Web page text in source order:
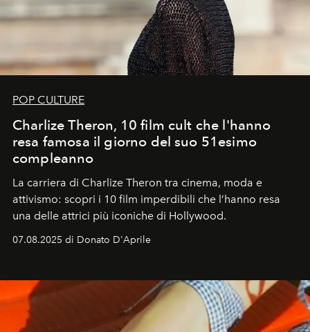
POP CULTURE
Charlize Theron, 10 film cult che l'hanno
resa famosa il giorno del suo 51esimo
compleanno
La carriera di Charlize Theron tra cinema, moda e
attivismo: scopri i 10 film imperdibili che l’hanno resa
una delle attrici più iconiche di Hollywood.
07.08.2025 di Donato D'Aprile